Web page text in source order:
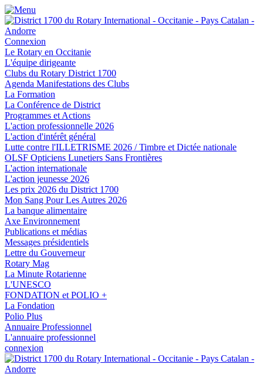
Connexion
Le Rotary en Occitanie
L'équipe dirigeante
Clubs du Rotary District 1700
Agenda Manifestations des Clubs
La Formation
La Conférence de District
Programmes et Actions
L'action professionnelle 2026
L'action d'intérêt général
Lutte contre l'ILLETRISME 2026 / Timbre et Dictée nationale
OLSF Opticiens Lunetiers Sans Frontières
L'action internationale
L'action jeunesse 2026
Les prix 2026 du District 1700
Mon Sang Pour Les Autres 2026
La banque alimentaire
Axe Environnement
Publications et médias
Messages présidentiels
Lettre du Gouverneur
Rotary Mag
La Minute Rotarienne
L'UNESCO
FONDATION et POLIO +
La Fondation
Polio Plus
Annuaire Professionnel
L'annuaire professionnel
connexion